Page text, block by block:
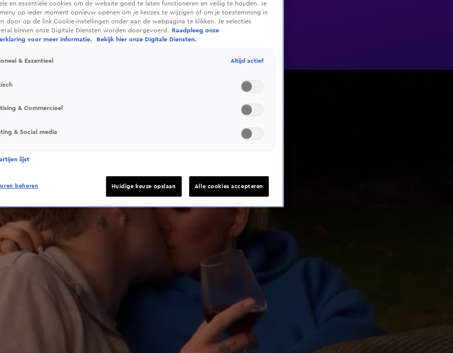
en essentiële cookies om de website goed te laten functioneren en veilig te houden. Je
op ieder moment opnieuw openen om je keuzes te wijzigen of om je toestemming in
door op de link Cookie-instellingen onder aan de webpagina te klikken. Je selecties
binnen onze Digitale Diensten worden doorgevoerd.
Raadpleeg onze
voor meer informatie.
Bekijk hier onze Digitale Diensten.
& Essentieel Altijd actief
& Commercieel
& Social media
lijst
beheren Huidige keuze opslaan Alle cookies accepteren